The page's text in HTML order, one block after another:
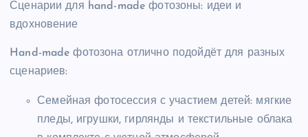
Сценарии для hand-made фотозоны: идеи и
вдохновение
Hand-made фотозона отлично подойдёт для разных
сценариев:
Семейная фотосессия с участием детей: мягкие
пледы, игрушки, гирлянды и текстильные облака